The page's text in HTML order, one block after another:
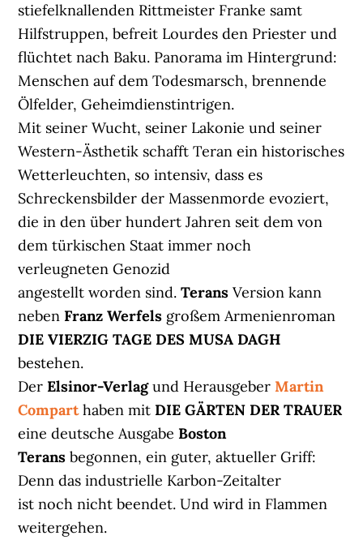
stiefelknallenden Rittmeister Franke samt
Hilfstruppen, befreit Lourdes den Priester und
flüchtet nach Baku. Panorama im Hintergrund:
Menschen auf dem Todesmarsch, brennende
Ölfelder, Geheimdienstintrigen.
Mit seiner Wucht, seiner Lakonie und seiner
Western-Ästhetik schafft Teran ein historisches
Wetterleuchten, so intensiv, dass es
Schreckensbilder der Massenmorde evoziert,
die in den über hundert Jahren seit dem von
dem türkischen Staat immer noch
verleugneten Genozid
angestellt worden sind.TeransVersion kann
nebenFranz Werfels großem Armenienroman
DIE VIERZIG TAGE DES MUSA DAGH
bestehen.
DerElsinor-Verlagund HerausgeberMartin
Comparthaben mitDIE GÄRTEN DER TRAUER
eine deutsche AusgabeBoston
Terans begonnen, ein guter, aktueller Griff:
Denn das industrielle Karbon-Zeitalter
ist noch nicht beendet. Und wird in Flammen
weitergehen.